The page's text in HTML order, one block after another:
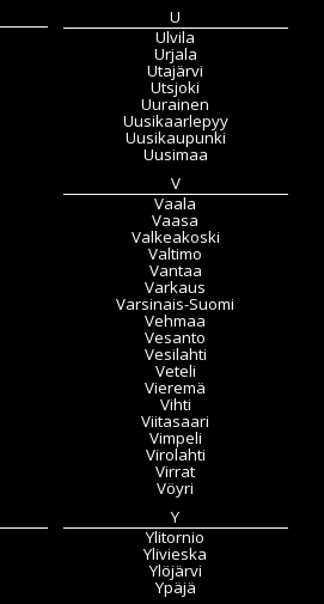
U
Ulvila
Urjala
Utajärvi
Utsjoki
Uurainen
Uusikaarlepyy
Uusikaupunki
Uusimaa
V
Vaala
Vaasa
Valkeakoski
Valtimo
Vantaa
Varkaus
Varsinais-Suomi
Vehmaa
Vesanto
Vesilahti
Veteli
Vieremä
Vihti
Viitasaari
Vimpeli
Virolahti
Virrat
Vöyri
Y
Ylitornio
Ylivieska
Ylöjärvi
Ypäjä